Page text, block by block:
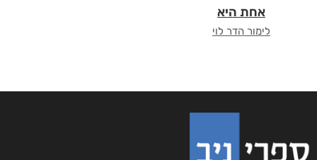
אחת היא
לימור הדר לוי